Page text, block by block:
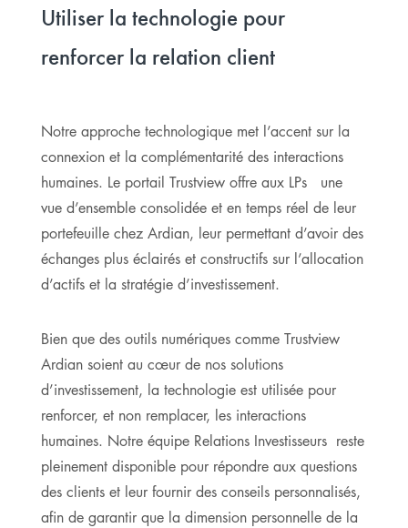
Utiliser la technologie pour
renforcer la relation client
Notre approche technologique met l’accent sur la
connexion et la complémentarité des interactions
humaines. Le portail Trustview offre aux LPs une
vue d’ensemble consolidée et en temps réel de leur
portefeuille chez Ardian, leur permettant d’avoir des
échanges plus éclairés et constructifs sur l’allocation
d’actifs et la stratégie d’investissement.
Bien que des outils numériques comme Trustview
Ardian soient au cœur de nos solutions
d’investissement, la technologie est utilisée pour
renforcer, et non remplacer, les interactions
humaines. Notre équipe Relations Investisseurs reste
pleinement disponible pour répondre aux questions
des clients et leur fournir des conseils personnalisés,
afin de garantir que la dimension personnelle de la